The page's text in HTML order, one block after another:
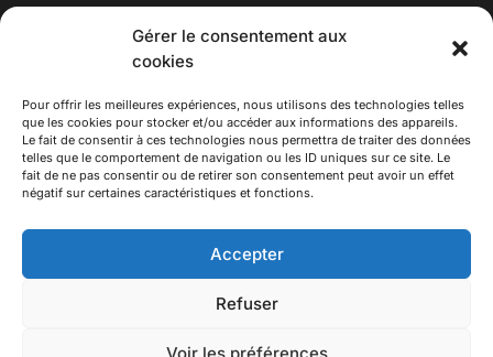
Gérer le consentement aux
cookies
Pour offrir les meilleures expériences, nous utilisons des technologies telles
que les cookies pour stocker et/ou accéder aux informations des appareils.
Le fait de consentir à ces technologies nous permettra de traiter des données
telles que le comportement de navigation ou les ID uniques sur ce site. Le
fait de ne pas consentir ou de retirer son consentement peut avoir un effet
négatif sur certaines caractéristiques et fonctions.
Accepter
Refuser
Voir les préférences
Téléphone : 04 78 53 06 40
maisondesculturesasiatiques@asiexpo.com